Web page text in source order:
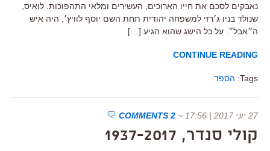
נאבקים לסכם את חייו הארוכים, העשירים ומלאי התהפוכות. לואיס,
שנולד בניו ג׳רזי למשפחה יהודית תחת השם יוסף לוויץ׳, היה איש
ה״אבל״. על כל הישג שהוא הגיע […]
CONTINUE READING
Tags: הספד
27 יוני 2017 | 17:56 ~
2 COMMENTS
קולי סנדר, 1937-2017